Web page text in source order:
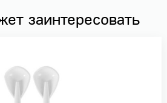
заинтересовать